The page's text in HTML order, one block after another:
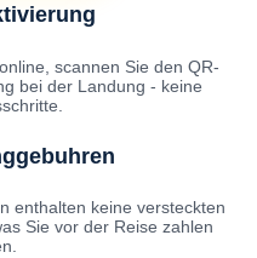
scannen Sie den QR-
bei der Landung - keine
enthalten keine versteckten
Sie vor der Reise zahlen